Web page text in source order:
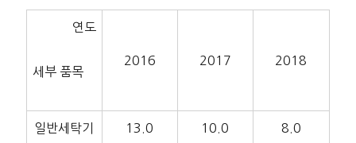
연도
세부 품목
2016 2017 2018
일반세탁기 13.0 10.0 8.0